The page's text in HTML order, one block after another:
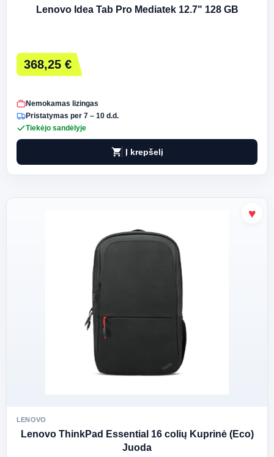
Lenovo Idea Tab Pro Mediatek 12.7" 128 GB
368,25 €
Nemokamas lizingas
Pristatymas per 7 – 10 d.d.
Tiekėjo sandėlyje
shopping_cart Į krepšelį
LENOVO
Lenovo ThinkPad Essential 16 colių Kuprinė (Eco)
Juoda